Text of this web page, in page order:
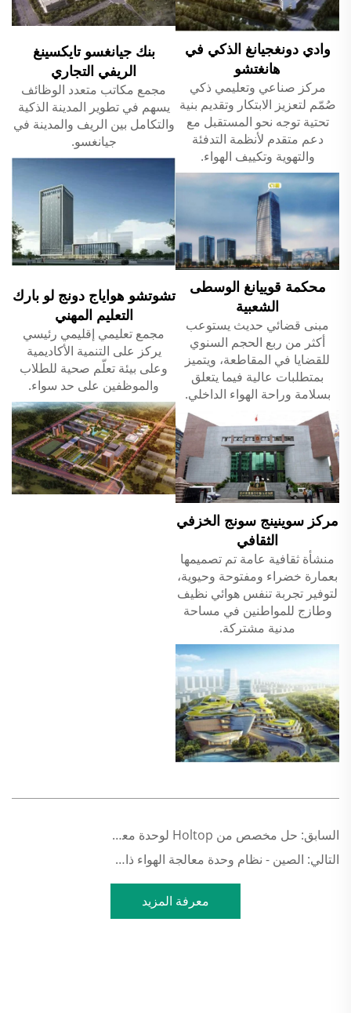
وادي دونغجيانغ الذكي في
هانغتشو
مركز صناعي وتعليمي ذكي
صُمّم لتعزيز الابتكار وتقديم بنية
تحتية توجه نحو المستقبل مع
دعم متقدم لأنظمة التدفئة
والتهوية وتكييف الهواء.
بنك جيانغسو تايكسينغ
الريفي التجاري
مجمع مكاتب متعدد الوظائف
يسهم في تطوير المدينة الذكية
والتكامل بين الريف والمدينة في
جيانغسو.
محكمة قوييانغ الوسطى
الشعبية
مبنى قضائي حديث يستوعب
أكثر من ربع الحجم السنوي
للقضايا في المقاطعة، ويتميز
بمتطلبات عالية فيما يتعلق
بسلامة وراحة الهواء الداخلي.
تشوتشو هواياج دونج لو بارك
التعليم المهني
مجمع تعليمي إقليمي رئيسي
يركز على التنمية الأكاديمية
وعلى بيئة تعلّم صحية للطلاب
والموظفين على حد سواء.
مركز سوينينج سونج الخزفي
الثقافي
منشأة ثقافية عامة تم تصميمها
بعمارة خضراء ومفتوحة وحيوية،
لتوفير تجربة تنفس هوائي نظيف
وطازج للمواطنين في مساحة
مدنية مشتركة.
السابق: حل مخصص من Holtop لوحدة معالجة الهواء لورشة طلاء السيارات في فنلندا
التالي: الصين - نظام وحدة معالجة الهواء ذات الاسترداد الحراري الدوراني لمشروع محامل عمود دوران الطاقة الريحية لمجموعة Wazhou
معرفة المزيد